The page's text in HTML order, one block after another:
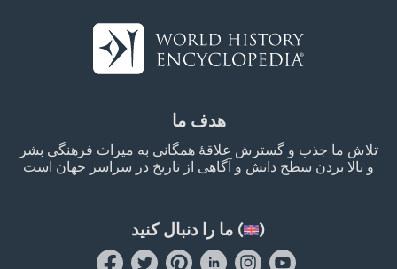
هدف ما
تلاش ما جذب و گسترش علاقۀ همگانی به میراث فرهنگی بشر
و بالا بردن سطح دانش و آگاهی از تاریخ در سراسر جهان است
ما را دنبال کنید ( )